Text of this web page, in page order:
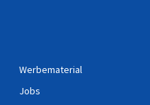
Werbematerial
Jobs